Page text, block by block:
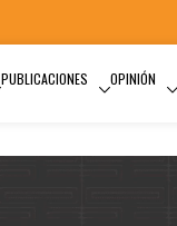
PUBLICACIONES OPINIÓN